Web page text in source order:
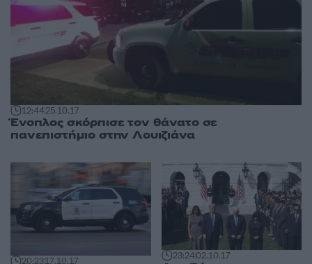
12:4425.10.17
Ένοπλος σκόρπισε τον θάνατο σε
πανεπιστήμιο στην Λουιζιάνα
20:2317.10.17 23:2402.10.17